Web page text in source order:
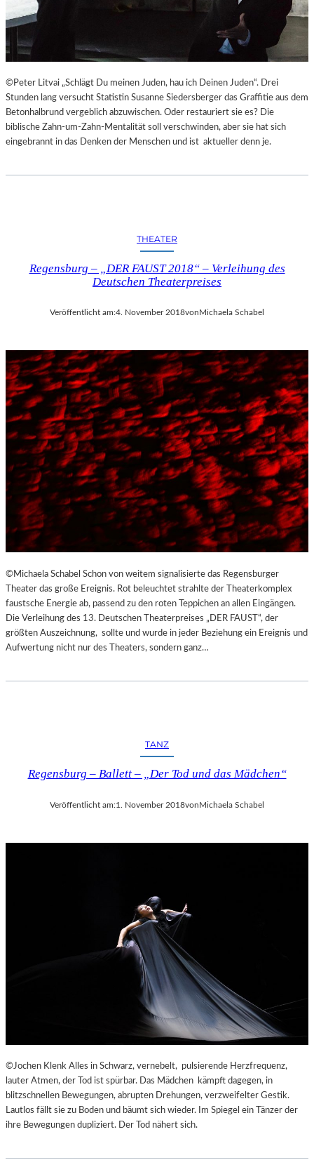
©Peter Litvai „Schlägt Du meinen Juden, hau ich Deinen Juden“. Drei
Stunden lang versucht Statistin Susanne Siedersberger das Graffitie aus dem
Betonhalbrund vergeblich abzuwischen. Oder restauriert sie es? Die
biblische Zahn-um-Zahn-Mentalität soll verschwinden, aber sie hat sich
eingebrannt in das Denken der Menschen und ist aktueller denn je.
THEATER
Regensburg – „DER FAUST 2018“ – Verleihung des
Deutschen Theaterpreises
Veröffentlicht am:4. November 2018von Michaela Schabel
©Michaela Schabel Schon von weitem signalisierte das Regensburger
Theater das große Ereignis. Rot beleuchtet strahlte der Theaterkomplex
faustsche Energie ab, passend zu den roten Teppichen an allen Eingängen.
Die Verleihung des 13. Deutschen Theaterpreises „DER FAUST“, der
größten Auszeichnung, sollte und wurde in jeder Beziehung ein Ereignis und
Aufwertung nicht nur des Theaters, sondern ganz…
TANZ
Regensburg – Ballett – „Der Tod und das Mädchen“
Veröffentlicht am:1. November 2018vonMichaela Schabel
©Jochen Klenk Alles in Schwarz, vernebelt, pulsierende Herzfrequenz,
lauter Atmen, der Tod ist spürbar. Das Mädchen kämpft dagegen, in
blitzschnellen Bewegungen, abrupten Drehungen, verzweifelter Gestik.
Lautlos fällt sie zu Boden und bäumt sich wieder. Im Spiegel ein Tänzer der
ihre Bewegungen dupliziert. Der Tod nähert sich.